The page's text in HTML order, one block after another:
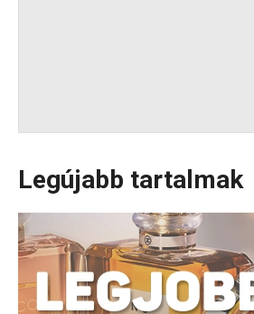
Legújabb tartalmak